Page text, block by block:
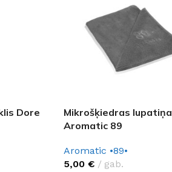
Dore
Mikrošķiedras lupatiņa
Aromatic 89
Aromatic •89•
5,00 €
gab.